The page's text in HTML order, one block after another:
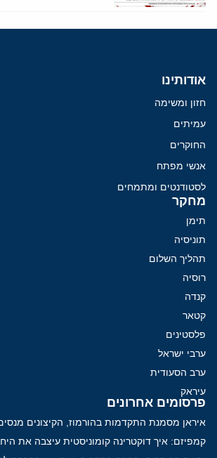
אודותינו
חזון ומשימה
עמיתים
החוקרים
אנשי מפתח
לסטודנטים ומתמחים
מחקר
תימן
תוניסיה
תהליך השלום
רוסיה
קנדה
קטאר
פלסטינים
ערבי ישראל
ערב הסעודית
עיראק
פרסומים אחרונים
איראן מסמנת התקדמות בהורמוז, הקיצונים
קמפיזם: איך דוקטרינה קומוניסטית עיצבה את